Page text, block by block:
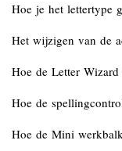
Hoe je het lettertype
Het wijzigen van de
Hoe de Letter
Hoe de
Hoe de Mini